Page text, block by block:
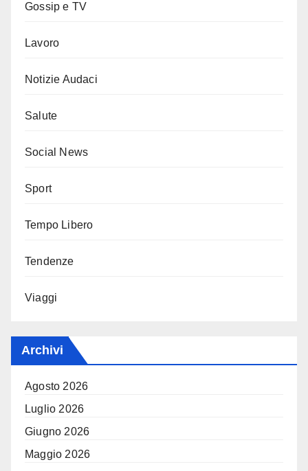
Gossip e TV
Lavoro
Notizie Audaci
Salute
Social News
Sport
Tempo Libero
Tendenze
Viaggi
Archivi
Agosto 2026
Luglio 2026
Giugno 2026
Maggio 2026